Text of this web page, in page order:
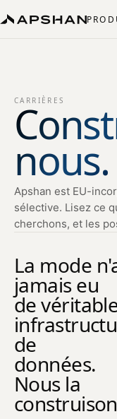
CARRIÈRES
nous.
Apshan est EU-
sélective. Lisez ce
cherchons, et les
La mode
jamais eu
de
de
données.
Nous la